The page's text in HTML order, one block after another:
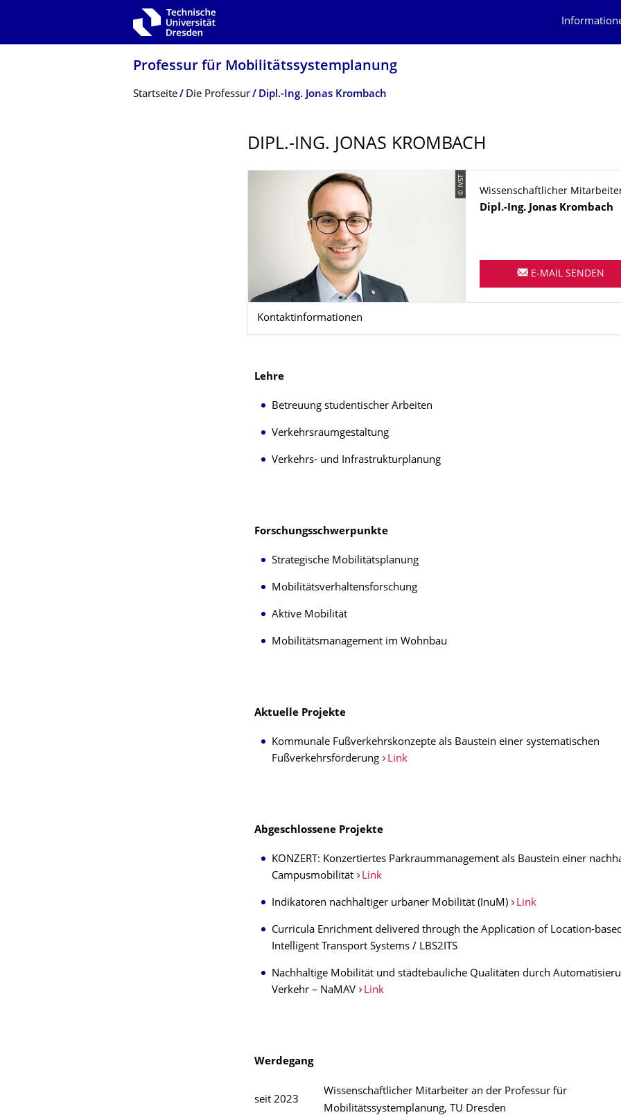
Zur Hauptnavigation springen
Professur für Mobilitätssystem­planung
Breadcrumb-Menü
Startseite Die Professur Dipl.-Ing. Jonas Krombach
DIPL.-ING. JONAS KROMBACH
© IVST
Wissenschaftlicher
Name
Dipl.-Ing. Jonas Krombach
E-MAIL SENDEN
Kontaktinformationen
Lehre
Betreuung studentischer Arbeiten
Verkehrsraumgestaltung
Verkehrs- und Infrastrukturplanung
Forschungsschwerpunkte
Strategische Mobilitätsplanung
Mobilitätsverhaltensforschung
Aktive Mobilität
Mobilitätsmanagement im Wohnbau
Aktuelle Projekte
Kommunale Fußverkehrskonzepte als Baustein einer systematischen
Fußverkehrsförderung
Link
Abgeschlossene Projekte
KONZERT: Konzertiertes Parkraummanagement als Baustein einer
Campusmobilität
Link
Indikatoren nachhaltiger urbaner Mobilität (InuM) Link
Curricula Enrichment delivered through the Application of Location-
Intelligent Transport Systems / LBS2ITS
Nachhaltige Mobilität und städtebauliche Qualitäten durch
Verkehr – NaMAV
Link
Werdegang
seit 2023
Wissenschaftlicher Mitarbeiter an der Professur für
Mobilitätssystemplanung, TU Dresden